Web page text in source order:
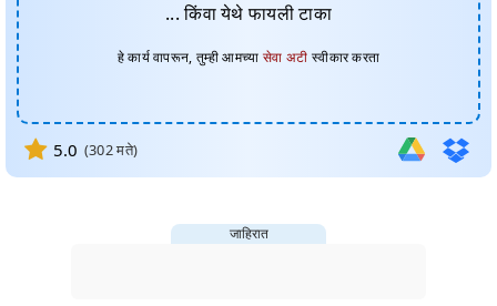
... किंवा येथे फायली टाका
हे कार्य वापरून, तुम्ही आमच्या सेवा अटी स्वीकार करता
5.0 (302मते)
जाहिरात